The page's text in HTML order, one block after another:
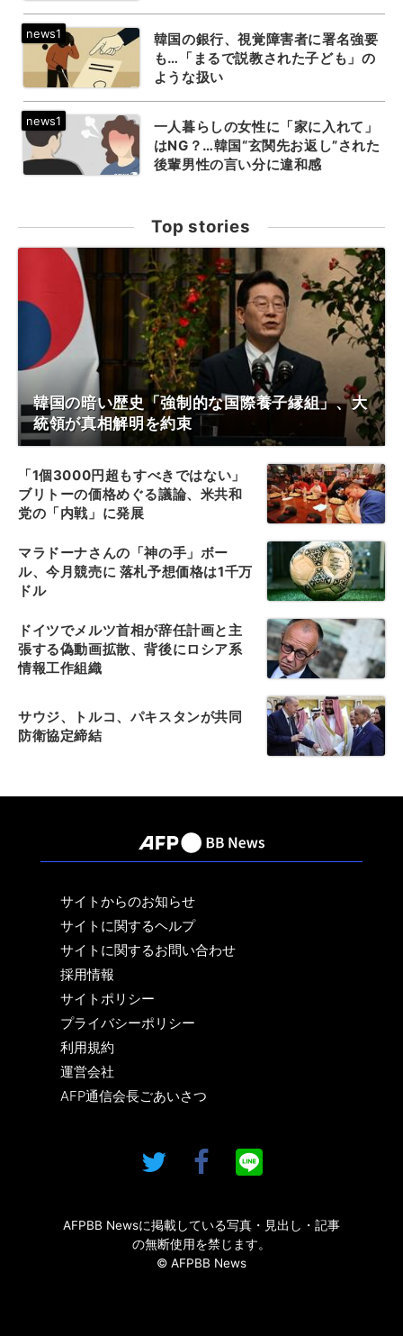
韓国の銀行、視覚障害者に署名強要
も…「まるで説教された子ども」の
ような扱い
一人暮らしの女性に「家に入れて」
はNG？…韓国“玄関先お返し”された
後輩男性の言い分に違和感
Top stories
韓国の暗い歴史「強制的な国際養子縁組」、大
統領が真相解明を約束
「1個3000円超もすべきではない」
ブリトーの価格めぐる議論、米共和
党の「内戦」に発展
マラドーナさんの「神の手」ボー
ル、今月競売に 落札予想価格は1千万
ドル
ドイツでメルツ首相が辞任計画と主
張する偽動画拡散、背後にロシア系
情報工作組織
サウジ、トルコ、パキスタンが共同
防衛協定締結
サイトからのお知らせ
サイトに関するヘルプ
サイトに関するお問い合わせ
採用情報
サイトポリシー
プライバシーポリシー
利用規約
運営会社
AFP通信会長ごあいさつ
AFPBB Newsに掲載している写真・見出し・記事
の無断使用を禁じます。
© AFPBB News